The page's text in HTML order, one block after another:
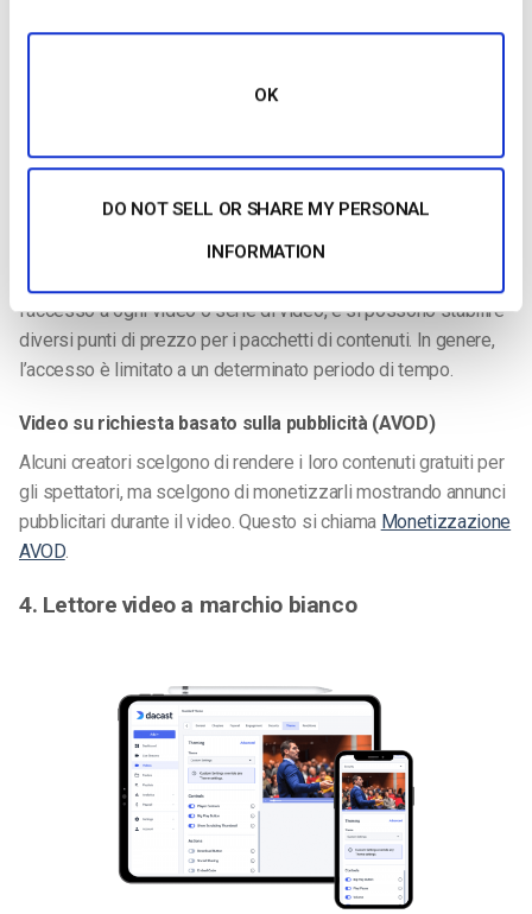
OK
DO NOT SELL OR SHARE MY PERSONAL
INFORMATION
mensile, trimestrale o annuale.
Video transazionale su richiesta (TVOD)
monetizzare, TVOD, o streaming a pagamento, è il modo
migliore per farlo.streaming pay per viewè probabilmente il
l’accesso a ogni video o serie di video, e si possono stabilire
diversi punti di prezzo per i pacchetti di contenuti. In genere,
l’accesso è limitato a un determinato periodo di tempo.
Video su richiesta basato sulla pubblicità (AVOD)
Alcuni creatori scelgono di rendere i loro contenuti gratuiti per
gli spettatori, ma scelgono di monetizzarli mostrando annunci
pubblicitari durante il video. Questo si chiama Monetizzazione
AVOD.
4. Lettore video a marchio bianco